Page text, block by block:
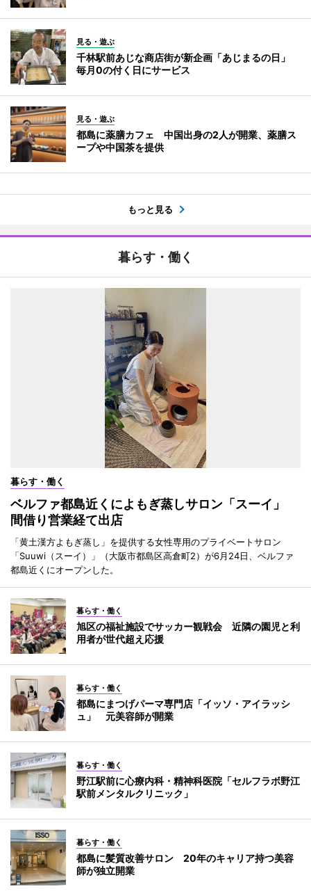
見る・遊ぶ
千林駅前あじな商店街が新企画「あじまるの日」
毎月0の付く日にサービス
見る・遊ぶ
都島に薬膳カフェ 中国出身の2人が開業、薬膳ス
ープや中国茶を提供
もっと見る
暮らす・働く
暮らす・働く
ベルファ都島近くによもぎ蒸しサロン「スーイ」
間借り営業経て出店
「黄土漢方よもぎ蒸し」を提供する女性専用のプライベートサロン
「Suuwi（スーイ）」（大阪市都島区高倉町2）が6月24日、ベルファ
都島近くにオープンした。
暮らす・働く
旭区の福祉施設でサッカー観戦会 近隣の園児と利
用者が世代超え応援
暮らす・働く
都島にまつげパーマ専門店「イッソ・アイラッシ
ュ」 元美容師が開業
暮らす・働く
野江駅前に心療内科・精神科医院「セルフラボ野江
駅前メンタルクリニック」
暮らす・働く
都島に髪質改善サロン 20年のキャリア持つ美容
師が独立開業